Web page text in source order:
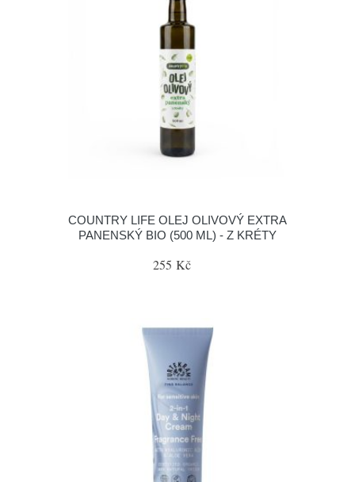
COUNTRY LIFE OLEJ OLIVOVÝ EXTRA
PANENSKÝ BIO (500 ML) - Z KRÉTY
255 Kč